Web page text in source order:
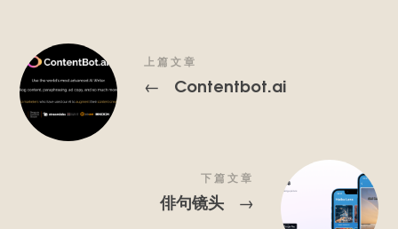
上篇文章
← Contentbot.ai
下篇文章
俳句镜头 →